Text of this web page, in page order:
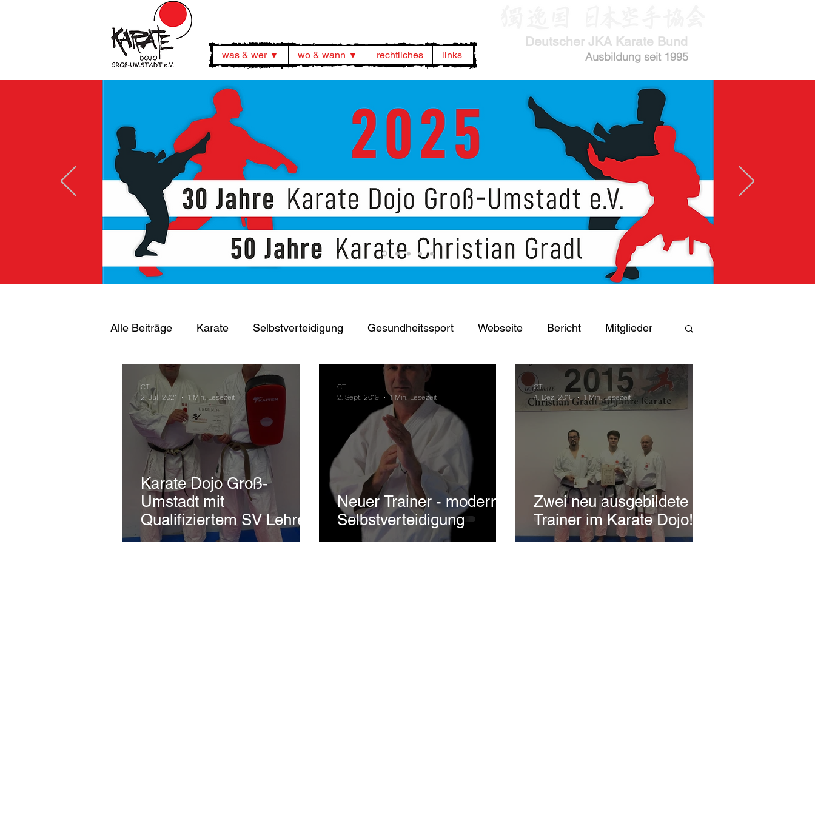
was & wer ▼ wo & wann ▼ rechtliches links
Deutscher JKA Karate Bund
Ausbildung seit 1995
Alle Beiträge Karate Selbstverteidigung Gesundheitssport Webseite Bericht Mitglieder
Vereinsmeisterschaft Wettkampf Prüfung Jubiläum Trainer
Ehrung Offene Tür Termine
Karate Dojo Groß-
Umstadt mit
Qualifiziertem SV Lehrer
CT
2. Juli 2021
1 Min. Lesezeit
Neuer Trainer - moderne
Selbstverteidigung
CT
2. Sept. 2019
1 Min. Lesezeit
Zwei neu ausgebildete
Trainer im Karate Dojo!
CT
4. Dez. 2016
1 Min. Lesezeit